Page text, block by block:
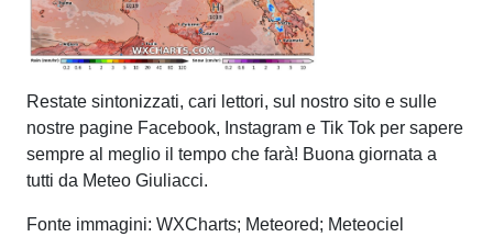
Restate sintonizzati, cari lettori, sul nostro sito e sulle
nostre pagine Facebook, Instagram e Tik Tok per sapere
sempre al meglio il tempo che farà! Buona giornata a
tutti da Meteo Giuliacci.
Fonte immagini: WXCharts; Meteored; Meteociel